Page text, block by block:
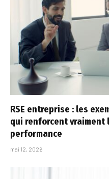
RSE entreprise : les
qui renforcent
performance
mai 12, 2026